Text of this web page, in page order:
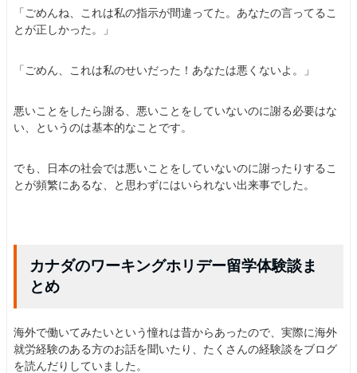
「ごめんね、これは私の指示が間違ってた。あなたの言ってるこ
とが正しかった。」
「ごめん、これは私のせいだった！あなたは悪くないよ。」
悪いことをしたら謝る、悪いことをしていないのに謝る必要はな
い、というのは基本的なことです。
でも、日本の社会では悪いことをしていないのに謝ったりするこ
とが頻繁にあるな、と思わずにはいられない出来事でした。
カナダのワーキングホリデー留学体験談ま
とめ
海外で働いてみたいという憧れは昔からあったので、実際に海外
就労経験のある方のお話を聞いたり、たくさんの経験談をブログ
を読んだりしていました。